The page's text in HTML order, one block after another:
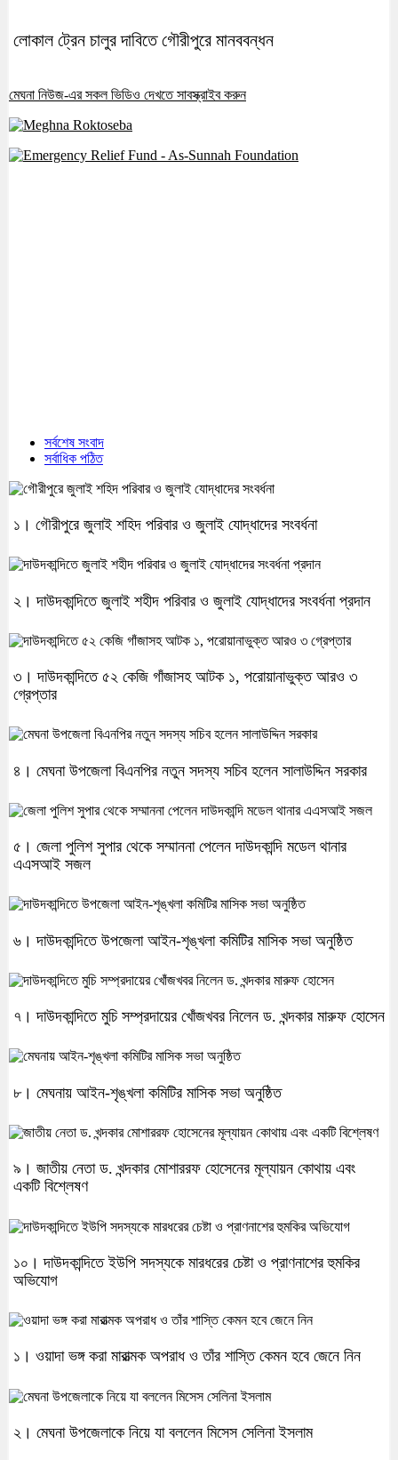
লোকাল ট্রেন চালুর দাবিতে গৌরীপুরে মানববন্ধন
মেঘনা নিউজ-এর সকল ভিডিও দেখতে সাবস্ক্রাইব করুন
সর্বশেষ সংবাদ
সর্বাধিক পঠিত
১। গৌরীপুরে জুলাই শহিদ পরিবার ও জুলাই যোদ্ধাদের সংবর্ধনা
২। দাউদকান্দিতে জুলাই শহীদ পরিবার ও জুলাই যোদ্ধাদের সংবর্ধনা প্রদান
৩। দাউদকান্দিতে ৫২ কেজি গাঁজাসহ আটক ১, পরোয়ানাভুক্ত আরও ৩
গ্রেপ্তার
৪। মেঘনা উপজেলা বিএনপির নতুন সদস্য সচিব হলেন সালাউদ্দিন সরকার
৫। জেলা পুলিশ সুপার থেকে সম্মাননা পেলেন দাউদকান্দি মডেল থানার
এএসআই সজল
৬। দাউদকান্দিতে উপজেলা আইন-শৃঙ্খলা কমিটির মাসিক সভা অনুষ্ঠিত
৭। দাউদকান্দিতে মুচি সম্প্রদায়ের খোঁজখবর নিলেন ড. খন্দকার মারুফ হোসেন
৮। মেঘনায় আইন-শৃঙ্খলা কমিটির মাসিক সভা অনুষ্ঠিত
৯। জাতীয় নেতা ড. খন্দকার মোশাররফ হোসেনের মূল্যায়ন কোথায় এবং
একটি বিশ্লেষণ
১০। দাউদকান্দিতে ইউপি সদস্যকে মারধরের চেষ্টা ও প্রাণনাশের হুমকির
অভিযোগ
১। ওয়াদা ভঙ্গ করা মারাত্মক অপরাধ ও তাঁর শাস্তি কেমন হবে জেনে নিন
২। মেঘনা উপজেলাকে নিয়ে যা বললেন মিসেস সেলিনা ইসলাম